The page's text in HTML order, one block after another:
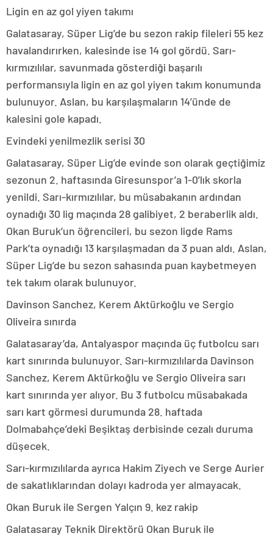
Ligin en az gol yiyen takımı
Galatasaray, Süper Lig’de bu sezon rakip fileleri 55 kez
havalandırırken, kalesinde ise 14 gol gördü. Sarı-
kırmızılılar, savunmada gösterdiği başarılı
performansıyla ligin en az gol yiyen takım konumunda
bulunuyor. Aslan, bu karşılaşmaların 14’ünde de
kalesini gole kapadı.
Evindeki yenilmezlik serisi 30
Galatasaray, Süper Lig’de evinde son olarak geçtiğimiz
sezonun 2. haftasında Giresunspor’a 1-0’lık skorla
yenildi. Sarı-kırmızılılar, bu müsabakanın ardından
oynadığı 30 lig maçında 28 galibiyet, 2 beraberlik aldı.
Okan Buruk’un öğrencileri, bu sezon ligde Rams
Park’ta oynadığı 13 karşılaşmadan da 3 puan aldı. Aslan,
Süper Lig’de bu sezon sahasında puan kaybetmeyen
tek takım olarak bulunuyor.
Davinson Sanchez, Kerem Aktürkoğlu ve Sergio
Oliveira sınırda
Galatasaray’da, Antalyaspor maçında üç futbolcu sarı
kart sınırında bulunuyor. Sarı-kırmızılılarda Davinson
Sanchez, Kerem Aktürkoğlu ve Sergio Oliveira sarı
kart sınırında yer alıyor. Bu 3 futbolcu müsabakada
sarı kart görmesi durumunda 28. haftada
Dolmabahçe’deki Beşiktaş derbisinde cezalı duruma
düşecek.
Sarı-kırmızılılarda ayrıca Hakim Ziyech ve Serge Aurier
de sakatlıklarından dolayı kadroda yer almayacak.
Okan Buruk ile Sergen Yalçın 9. kez rakip
Galatasaray Teknik Direktörü Okan Buruk ile